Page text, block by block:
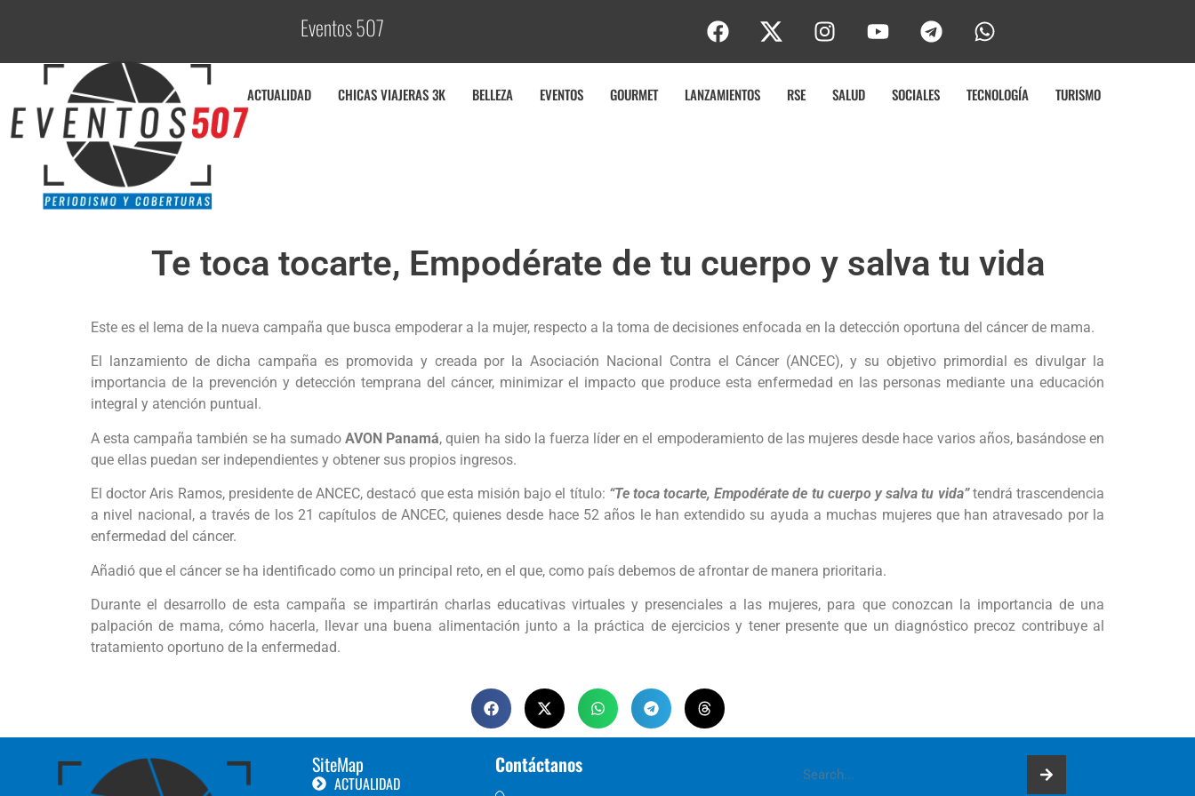
Eventos 507
ACTUALIDAD CHICAS VIAJERAS 3K BELLEZA EVENTOS GOURMET LANZAMIENTOS RSE SALUD SOCIALES TECNOLOGÍA TURISMO
Te toca tocarte, Empodérate de tu cuerpo y salva tu vida
Este es el lema de la nueva campaña que busca empoderar a la mujer, respecto a la toma de decisiones enfocada en la detección oportuna del cáncer de mama.
El lanzamiento de dicha campaña es promovida y creada por la Asociación Nacional Contra el Cáncer (ANCEC), y su objetivo primordial es divulgar la
importancia de la prevención y detección temprana del cáncer, minimizar el impacto que produce esta enfermedad en las personas mediante una educación
integral y atención puntual.
A esta campaña también se ha sumadoAVON Panamá, quien ha sido la fuerza líder en el empoderamiento de las mujeres desde hace varios años, basándose en
que ellas puedan ser independientes y obtener sus propios ingresos.
El doctor Aris Ramos, presidente de ANCEC, destacó que esta misión bajo el título: “Te toca tocarte, Empodérate de tu cuerpo y salva tu vida”tendrá trascendencia
a nivel nacional, a través de los 21 capítulos de ANCEC, quienes desde hace 52 años le han extendido su ayuda a muchas mujeres que han atravesado por la
enfermedad del cáncer.
Añadió que el cáncer se ha identificado como un principal reto, en el que, como país debemos de afrontar de manera prioritaria.
Durante el desarrollo de esta campaña se impartirán charlas educativas virtuales y presenciales a las mujeres, para que conozcan la importancia de una
palpación de mama, cómo hacerla, llevar una buena alimentación junto a la práctica de ejercicios y tener presente que un diagnóstico precoz contribuye al
tratamiento oportuno de la enfermedad.
SiteMap
ACTUALIDAD
Contáctanos